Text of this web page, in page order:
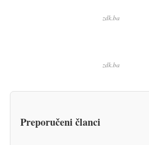
zdk.ba
zdk.ba
Preporučeni članci